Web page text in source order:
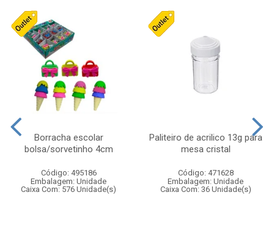
Borracha escolar
bolsa/sorvetinho 4cm
Código: 495186
Embalagem: Unidade
Caixa Com: 576 Unidade(s)
Paliteiro de acrilico 13g para
mesa cristal
Código: 471628
Embalagem: Unidade
Caixa Com: 36 Unidade(s)